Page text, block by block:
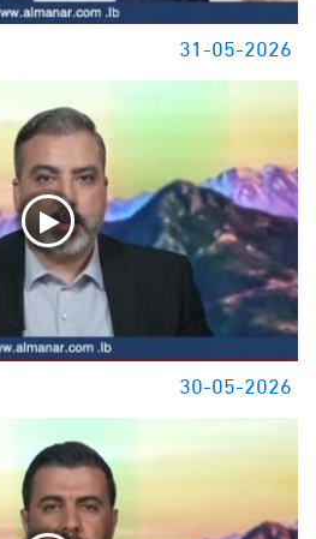
31-05-2026
30-05-2026